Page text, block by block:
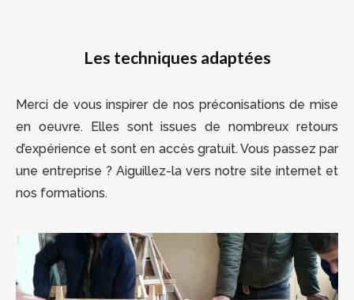
Les techniques adaptées
Merci de vous inspirer de nos préconisations de mise
en oeuvre. Elles sont issues de nombreux retours
d’expérience et sont en accès gratuit. Vous passez par
une entreprise ? Aiguillez-la vers notre site internet et
nos formations.